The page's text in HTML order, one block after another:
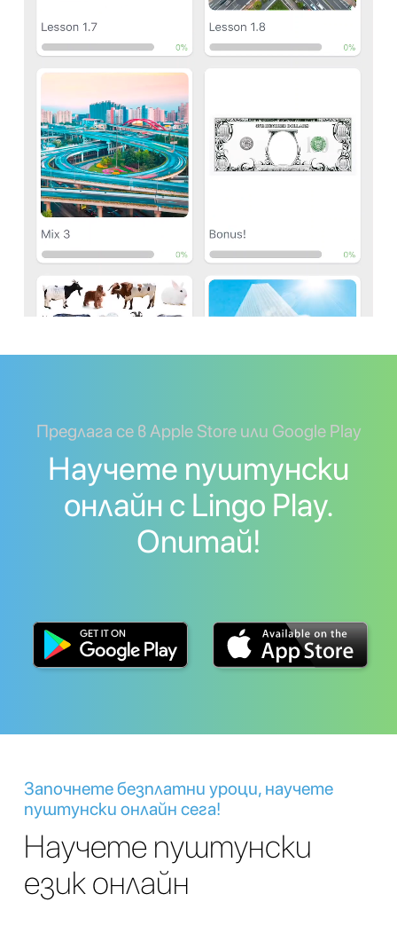
Предлага се в Apple Store или Google Play
Научете пуштунски
онлайн с Lingo Play.
Опитай!
Започнете безплатни уроци, научете
пуштунски онлайн сега!
Научете пуштунски
език онлайн